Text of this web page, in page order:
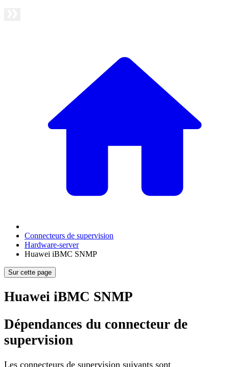
Connecteurs de supervision
Hardware-server
Huawei iBMC SNMP
Sur cette page
Huawei iBMC SNMP
Dépendances du connecteur de
supervision
Les connecteurs de supervision suivants sont